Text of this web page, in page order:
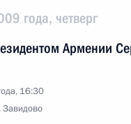
года, четверг
Армении
16:30
Завидово